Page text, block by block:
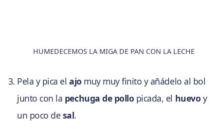
HUMEDECEMOS LA MIGA DE PAN CON LA LECHE
Pela y pica el ajo muy muy finito y añádelo al bol
junto con la pechuga de pollo picada, el huevo y
un poco de sal.